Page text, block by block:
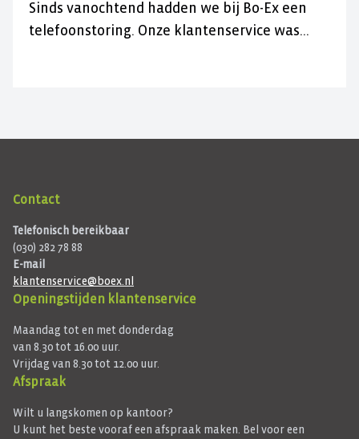
Sinds vanochtend hadden we bij Bo-Ex een
telefoonstoring. Onze klantenservice was
Contact
Telefonisch bereikbaar
(030) 282 78 88
E-mail
klantenservice@boex.nl
Openingstijden klantenservice
Maandag tot en met donderdag
van 8.30 tot 16.00 uur.
Vrijdag van 8.30 tot 12.00 uur.
Afspraak
Wilt u langskomen op kantoor?
U kunt het beste vooraf een afspraak maken. Bel voor een